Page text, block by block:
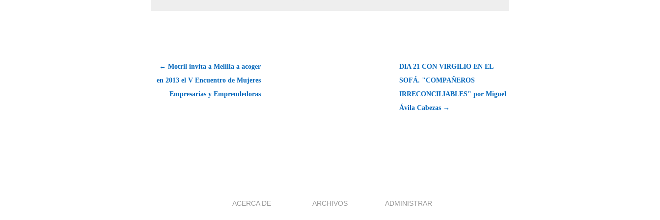
← Motril invita a Melilla a acoger
en 2013 el V Encuentro de Mujeres
Empresarias y Emprendedoras
DIA 21 CON VIRGILIO EN EL
SOFÁ. "COMPAÑEROS
IRRECONCILIABLES" por Miguel
Ávila Cabezas →
ACERCA DE ARCHIVOS ADMINISTRAR